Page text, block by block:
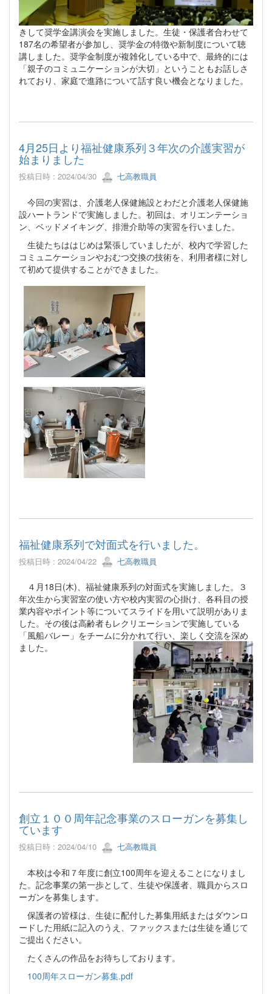
きして奨学金講演会を実施しました。生徒・保護者合わせて
187名の希望者が参加し、奨学金の特徴や新制度について聴
講しました。奨学金制度が複雑化している中で、最終的には
「親子のコミュニケーションが大切」ということもお話しさ
れており、家庭で進路について話す良い機会となりました。
4月25日より福祉健康系列３年次の介護実習が
始まりました
投稿日時 : 2024/04/30 七高教職員
今回の実習は、介護老人保健施設とわだと介護老人保健施
設ハートランドで実施しました。初回は、オリエンテーショ
ン、ベッドメイキング、排泄介助等の実習を行いました。
生徒たちははじめは緊張していましたが、校内で学習した
コミュニケーションやおむつ交換の技術を、利用者様に対し
て初めて提供することができました。
福祉健康系列で対面式を行いました。
投稿日時 : 2024/04/22 七高教職員
４月18日(木)、福祉健康系列の対面式を実施しました。３
年次生から実習室の使い方や校内実習の心掛け、各科目の授
業内容やポイント等についてスライドを用いて説明がありま
した。その後は高齢者もレクリエーションで実施している
「風船バレー」をチームに分かれて行い、楽しく交流を深め
ました。
創立１００周年記念事業のスローガンを募集し
ています
投稿日時 : 2024/04/10 七高教職員
本校は令和７年度に創立100周年を迎えることになりまし
た。記念事業の第一歩として、生徒や保護者、職員からスロ
ーガンを募集します。
保護者の皆様は、生徒に配付した募集用紙またはダウンロ
ードした用紙に記入のうえ、ファックスまたは生徒を通じて
ご提出ください。
たくさんの作品をお待ちしております。
100周年スローガン募集.pdf